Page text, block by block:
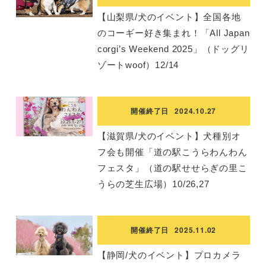
【山梨県/犬のイベント】全国各地
のコーギー好き集まれ！「All Japan
corgi’s Weekend 2025」（ドッグリ
ゾートwoof）12/14
開催終了日 2024.10.27
【滋賀県/犬のイベント】犬種別オ
フ会も開催「道の駅こうらわんわん
フェスタ」（道の駅せせらぎの里こ
うらの芝生広場）10/26,27
開催終了日 2025.11.02
【静岡/犬のイベント】プロカメラ